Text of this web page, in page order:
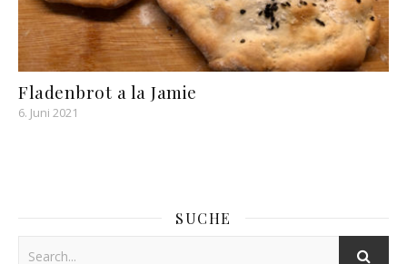
Fladenbrot a la Jamie
6. Juni 2021
SUCHE